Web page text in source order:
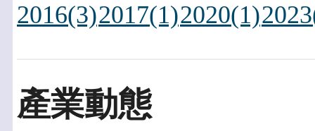
2016(3)2017(1)2020(1)
產業動態